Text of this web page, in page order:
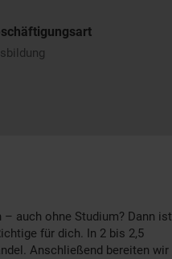
auch ohne Studium? Dann ist
für dich. In 2 bis 2,5
Anschließend bereiten wir